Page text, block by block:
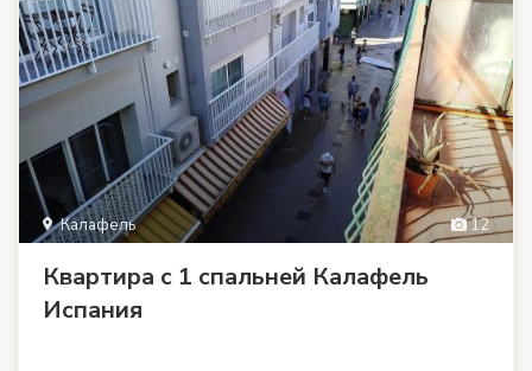
12
Калафель
Квартира с 1 спальней Калафель
Испания